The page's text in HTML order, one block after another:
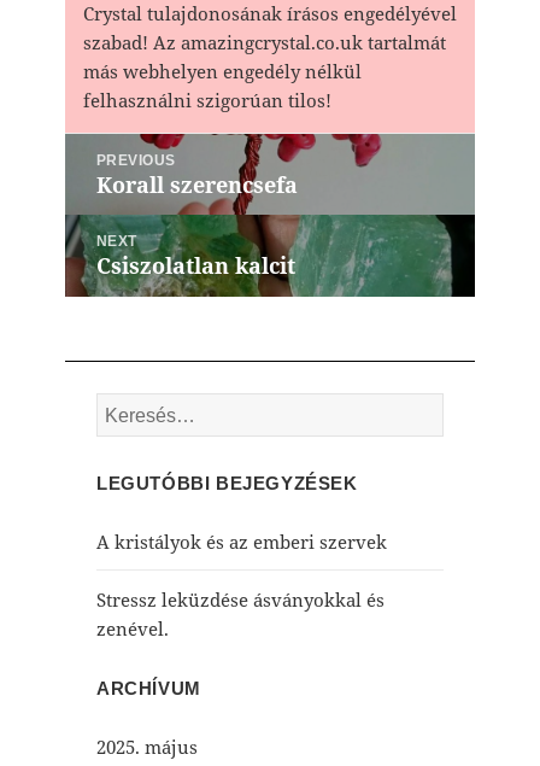
Crystal tulajdonosának írásos engedélyével
szabad! Az amazingcrystal.co.uk tartalmát
más webhelyen engedély nélkül
felhasználni szigorúan tilos!
Bejegyzés
navigáció
PREVIOUS
Previous
post:
Korall szerencsefa
NEXT
Next
post:
Csiszolatlan kalcit
Keresés:
LEGUTÓBBI BEJEGYZÉSEK
A kristályok és az emberi szervek
Stressz leküzdése ásványokkal és
zenével.
ARCHÍVUM
2025. május